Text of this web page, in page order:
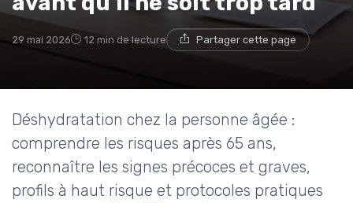
29 mai 2026 12 min de lecture Partager cette page
Déshydratation chez la personne âgée :
comprendre les risques après 65 ans,
reconnaître les signes précoces et graves,
profils à haut risque et protocoles pratiques